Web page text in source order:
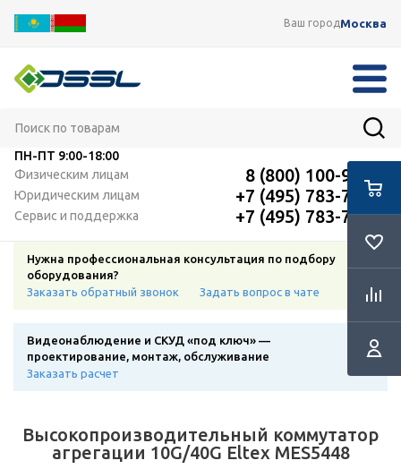
Ваш городМосква
ПН-ПТ 9:00-18:00
Физическим лицам
8 (800) 100-91-12
Юридическим лицам +7 (495) 783-72-87
Сервис и поддержка +7 (495) 783-72-87
Нужна профессиональная консультация по подбору
оборудования?
Заказать обратный звонок
Задать вопрос в чате
Видеонаблюдение и СКУД «под ключ» —
проектирование, монтаж, обслуживание
Заказать расчет
Высокопроизводительный коммутатор
агрегации 10G/40G Eltex MES5448